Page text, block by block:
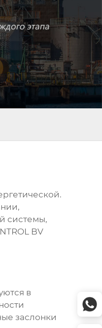
системы,
BV
в
заслонки